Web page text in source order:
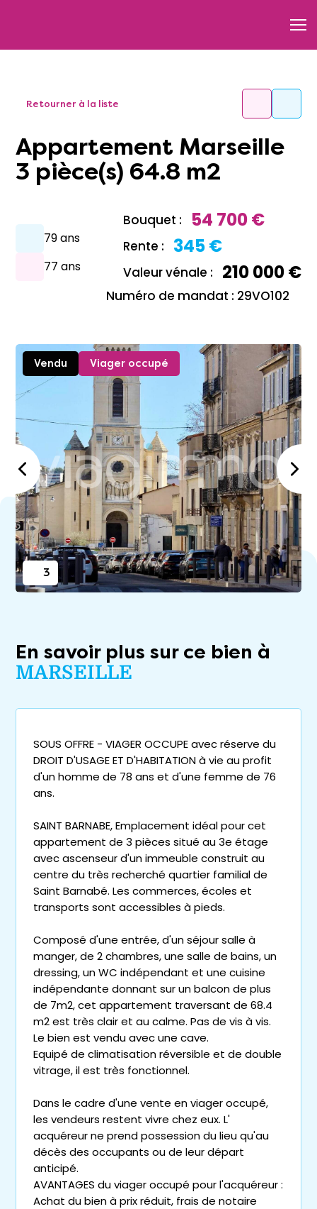
Retourner à la liste
Appartement Marseille
3 pièce(s) 64.8 m2
79 ans
77 ans
Bouquet : 54 700 €
Rente : 345 €
Valeur vénale : 210 000 €
Numéro de mandat : 29VO102
Vendu Viager occupé
3
En savoir plus sur ce bien à
MARSEILLE
SOUS OFFRE - VIAGER OCCUPE avec réserve du
DROIT D'USAGE ET D'HABITATION à vie au profit
d'un homme de 78 ans et d'une femme de 76
ans.
SAINT BARNABE, Emplacement idéal pour cet
appartement de 3 pièces situé au 3e étage
avec ascenseur d'un immeuble construit au
centre du très recherché quartier familial de
Saint Barnabé. Les commerces, écoles et
transports sont accessibles à pieds.
Composé d'une entrée, d'un séjour salle à
manger, de 2 chambres, une salle de bains, un
dressing, un WC indépendant et une cuisine
indépendante donnant sur un balcon de plus
de 7m2, cet appartement traversant de 68.4
m2 est très clair et au calme. Pas de vis à vis.
Le bien est vendu avec une cave.
Equipé de climatisation réversible et de double
vitrage, il est très fonctionnel.
Dans le cadre d'une vente en viager occupé,
les vendeurs restent vivre chez eux. L'
acquéreur ne prend possession du lieu qu'au
décès des occupants ou de leur départ
anticipé.
AVANTAGES du viager occupé pour l'acquéreur :
Achat du bien à prix réduit, frais de notaire